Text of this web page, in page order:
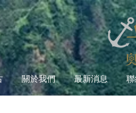
關於我們 最新消息